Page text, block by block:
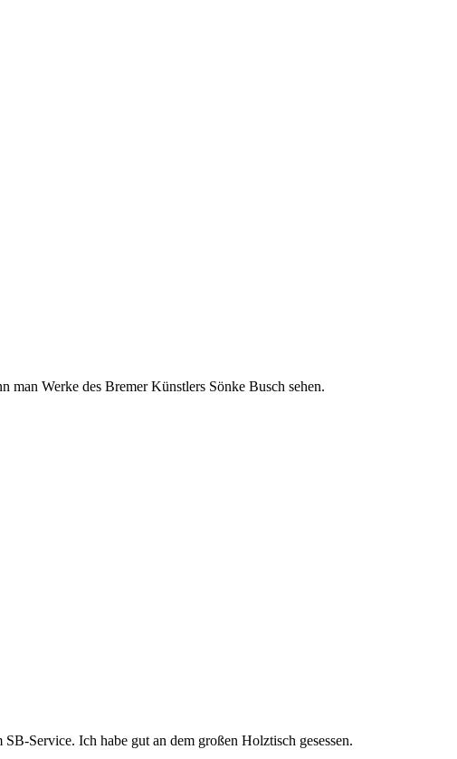
man Werke des Bremer Künstlers Sönke Busch sehen.
Service. Ich habe gut an dem großen Holztisch gesessen.